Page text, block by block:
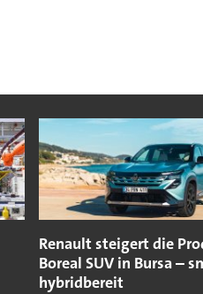
Renault steigert die
Boreal SUV in Bursa –
hybridbereit